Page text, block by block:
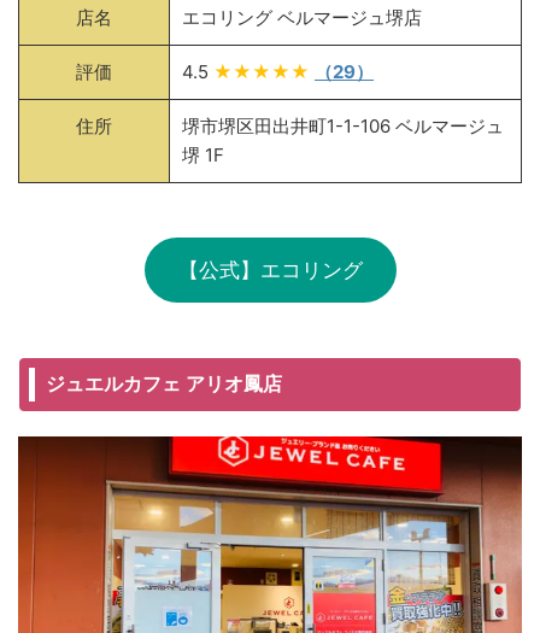
店名 エコリング ベルマージュ堺店
評価 4.5 ★★★★★ （29）
住所
堺市堺区田出井町1-1-106 ベルマージュ
堺 1F
【公式】エコリング
ジュエルカフェ アリオ鳳店